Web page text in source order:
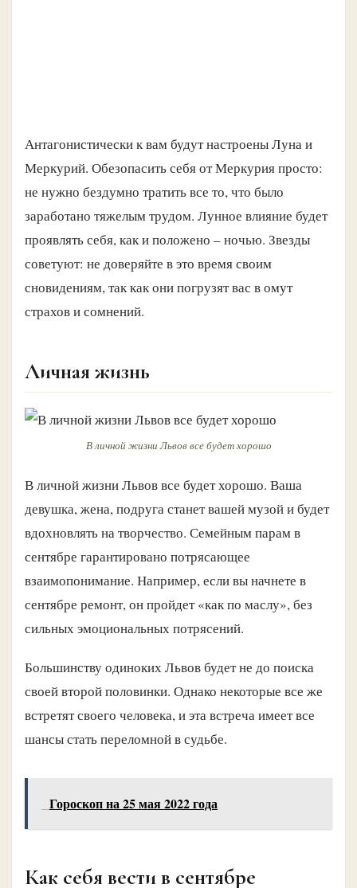
Антагонистически к вам будут настроены Луна и
Меркурий. Обезопасить себя от Меркурия просто:
не нужно бездумно тратить все то, что было
заработано тяжелым трудом. Лунное влияние будет
проявлять себя, как и положено – ночью. Звезды
советуют: не доверяйте в это время своим
сновидениям, так как они погрузят вас в омут
страхов и сомнений.
Личная жизнь
В личной жизни Львов все будет хорошо
В личной жизни Львов все будет хорошо. Ваша
девушка, жена, подруга станет вашей музой и будет
вдохновлять на творчество. Семейным парам в
сентябре гарантировано потрясающее
взаимопонимание. Например, если вы начнете в
сентябре ремонт, он пройдет «как по маслу», без
сильных эмоциональных потрясений.
Большинству одиноких Львов будет не до поиска
своей второй половинки. Однако некоторые все же
встретят своего человека, и эта встреча имеет все
шансы стать переломной в судьбе.
Гороскоп на 25 мая 2022 года
Как себя вести в сентябре